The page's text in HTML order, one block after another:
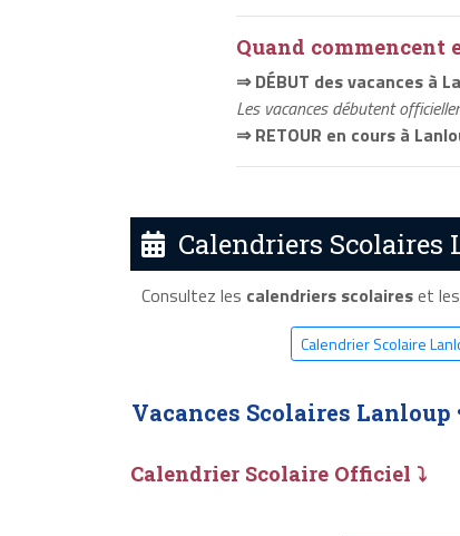
Quand commencent
⇒ DÉBUT des vacances à
Les vacances débutent
⇒ RETOUR en cours à
Calendriers Scolaires
Consultez les calendriers scolaireset les
Calendrier Scolaire
Vacances Scolaires Lanloup
Calendrier Scolaire Officiel ⤵